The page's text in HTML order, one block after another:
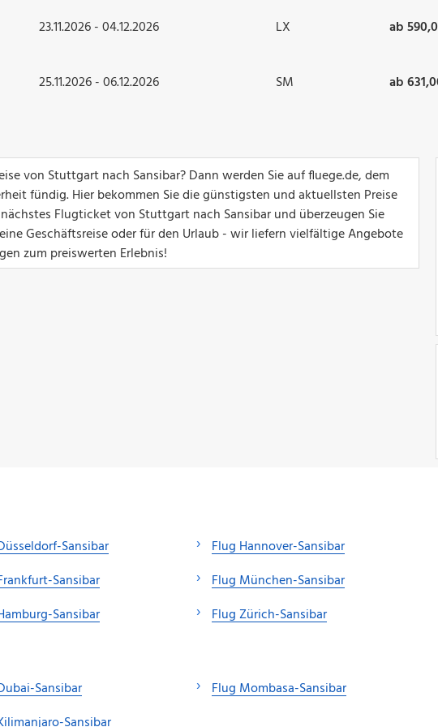
23.11.2026 - 04.12.2026 LX ab
25.11.2026 - 06.12.2026 SM ab
von Stuttgart nach Sansibar? Dann werden Sie auf fluege.de, dem
fündig. Hier bekommen Sie die günstigsten und aktuellsten Preise
Flugticket von Stuttgart nach Sansibar und überzeugen Sie
Geschäftsreise oder für den Urlaub - wir liefern vielfältige Angebote
zum preiswerten Erlebnis!
Sansibar
Sansibar
Sansibar
Flug Hannover-Sansibar
Flug München-Sansibar
Flug Zürich-Sansibar
Sansibar
Flug Mombasa-Sansibar